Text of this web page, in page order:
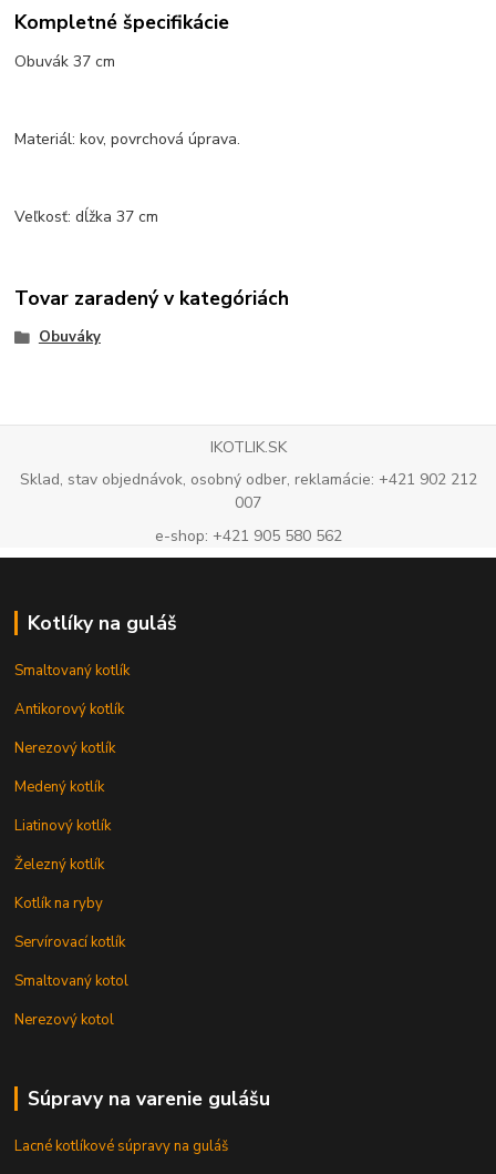
Kompletné špecifikácie
Obuvák 37 cm
Materiál: kov, povrchová úprava.
Veľkosť: dĺžka 37 cm
Tovar zaradený v kategóriách
Obuváky
IKOTLIK.SK
Sklad, stav objednávok, osobný odber, reklamácie: +421 902 212
007
e-shop: +421 905 580 562
Kotlíky na guláš
Smaltovaný kotlík
Antikorový kotlík
Nerezový kotlík
Medený kotlík
Liatinový kotlík
Železný kotlík
Kotlík na ryby
Servírovací kotlík
Smaltovaný kotol
Nerezový kotol
Súpravy na varenie gulášu
Lacné kotlíkové súpravy na guláš